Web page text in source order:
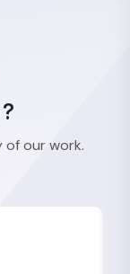
of our work.